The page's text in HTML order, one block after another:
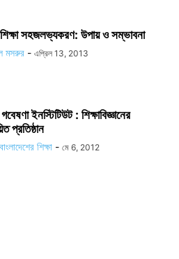
সহজলভ্যকরণ: উপায় ও সম্ভাবনা
মসরুর - এপ্রিল 13, 2013
ইনস্টিটিউট : শিক্ষাবিজ্ঞানের
প্রতিষ্ঠান
শিক্ষা - মে 6, 2012